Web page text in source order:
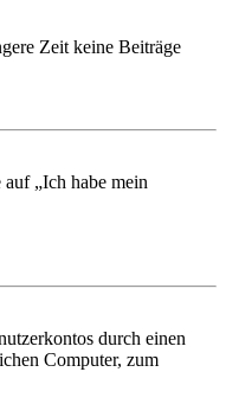
Zeit keine Beiträge
„Ich habe mein
durch einen
Computer, zum